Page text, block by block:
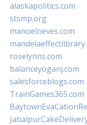
alaskapolitics.com
stsmp.org
manoelneves.com
roselynns.com
balanceyoganj.com
salesforceblogs.com
TrainGames365.com